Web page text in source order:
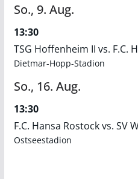
So., 9. Aug.
13:30
TSG Hoffenheim II vs. F.C.
Dietmar-Hopp-Stadion
So., 16. Aug.
13:30
F.C. Hansa Rostock vs. SV
Ostseestadion